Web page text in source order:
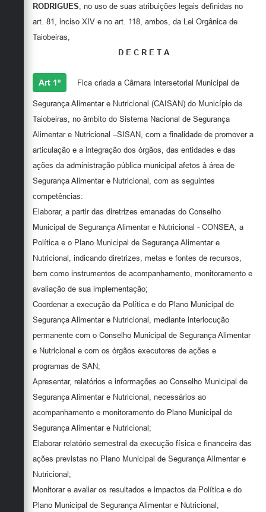
Secretarias
RODRIGUES, no uso de suas atribuições legais definidas no
art. 81, inciso XIV e no art. 118, ambos, da Lei Orgânica de
Taiobeiras,
D E C R E T A
Art 1º Fica criada a Câmara Intersetorial Municipal de
Segurança Alimentar e Nutricional (CAISAN) do Município de
Taiobeiras, no âmbito do Sistema Nacional de Segurança
Alimentar e Nutricional –SISAN, com a finalidade de promover a
articulação e a integração dos órgãos, das entidades e das
ações da administração pública municipal afetos à área de
Segurança Alimentar e Nutricional, com as seguintes
competências:
Elaborar, a partir das diretrizes emanadas do Conselho
Municipal de Segurança Alimentar e Nutricional - CONSEA, a
Política e o Plano Municipal de Segurança Alimentar e
Nutricional, indicando diretrizes, metas e fontes de recursos,
bem como instrumentos de acompanhamento, monitoramento e
avaliação de sua implementação;
Coordenar a execução da Política e do Plano Municipal de
Segurança Alimentar e Nutricional, mediante interlocução
permanente com o Conselho Municipal de Segurança Alimentar
e Nutricional e com os órgãos executores de ações e
programas de SAN;
Apresentar, relatórios e informações ao Conselho Municipal de
Segurança Alimentar e Nutricional, necessários ao
acompanhamento e monitoramento do Plano Municipal de
Segurança Alimentar e Nutricional;
Elaborar relatório semestral da execução física e financeira das
ações previstas no Plano Municipal de Segurança Alimentar e
Nutricional;
Monitorar e avaliar os resultados e impactos da Política e do
Plano Municipal de Segurança Alimentar e Nutricional;